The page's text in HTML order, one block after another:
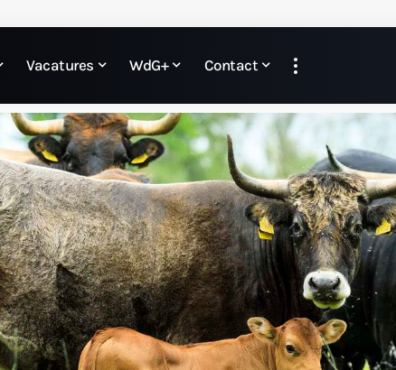
Vacatures WdG+ Contact